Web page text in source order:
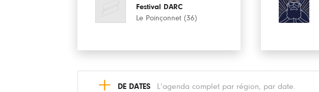
Festival DARC
Le Poinçonnet (36)
+ DE DATES L’agenda complet par région, par date.